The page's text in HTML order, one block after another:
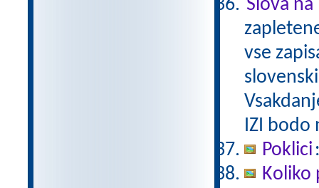
Slova na
vse
IZI bodo
Poklici
Koliko